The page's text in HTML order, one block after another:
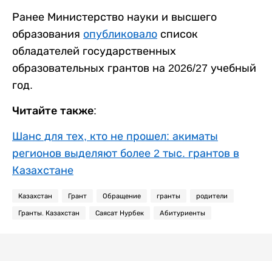
Ранее Министерство науки и высшего
образования опубликовало список
обладателей государственных
образовательных грантов на 2026/27 учебный
год.
Читайте также:
Шанс для тех, кто не прошел: акиматы
регионов выделяют более 2 тыс. грантов в
Казахстане
Казахстан Грант Обращение гранты родители
Гранты. Казахстан Саясат Нурбек Абитуриенты